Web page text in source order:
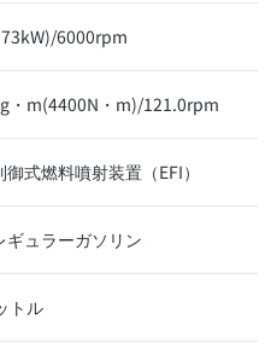
6000rpm
・m(4400N・m)/121.0rpm
御式燃料噴射装置（EFI）
ギュラーガソリン
トル